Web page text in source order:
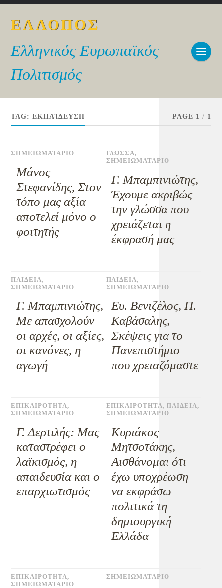
ΕΛΛΟΠΟΣ
Ελληνικός Ευρωπαϊκός
Πολιτισμός
TAG:ΕΚΠΑΊΔΕΥΣΗ PAGE 1 / 1
ΣΗΜΕΙΩΜΑΤΑΡΙΟ
Μάνος
Στεφανίδης, Στον
τόπο μας αξία
αποτελεί μόνο ο
φοιτητής
ΓΛΩΣΣΑ,
ΣΗΜΕΙΩΜΑΤΑΡΙΟ
Γ. Μπαμπινιώτης,
Έχουμε ακριβώς
την γλώσσα που
χρειάζεται η
έκφρασή μας
ΠΑΙΔΕΙΑ,
ΣΗΜΕΙΩΜΑΤΑΡΙΟ
Γ. Μπαμπινιώτης,
Mε απασχολούν
οι αρχές, οι αξίες,
οι κανόνες, η
αγωγή
ΠΑΙΔΕΙΑ,
ΣΗΜΕΙΩΜΑΤΑΡΙΟ
Ευ. Βενιζέλος, Π.
Καβάσαλης,
Σκέψεις για το
Πανεπιστήμιο
που χρειαζόμαστε
ΕΠΙΚΑΙΡΟΤΗΤΑ,
ΣΗΜΕΙΩΜΑΤΑΡΙΟ
Γ. Δερτιλής: Μας
καταστρέφει ο
λαϊκισμός, η
απαιδευσία και ο
επαρχιωτισμός
ΕΠΙΚΑΙΡΟΤΗΤΑ, ΠΑΙΔΕΙΑ,
ΣΗΜΕΙΩΜΑΤΑΡΙΟ
Κυριάκος
Μητσοτάκης,
Αισθάνομαι ότι
έχω υποχρέωση
να εκφράσω
πολιτικά τη
δημιουργική
Ελλάδα
ΕΠΙΚΑΙΡΟΤΗΤΑ,
ΣΗΜΕΙΩΜΑΤΑΡΙΟ
ΣΗΜΕΙΩΜΑΤΑΡΙΟ